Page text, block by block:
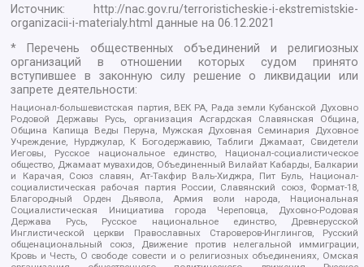
Источник:
http://nac.gov.ru/terroristicheskie-i-ekstremistskie-
organizacii-i-materialy.html данные на06.12.2021
* Перечень общественных объединений и религиозных
организаций в отношении которых судом принято
вступившее в законную силу решение о ликвидации или
запрете деятельности:
Национал-большевистская партия, ВЕК РА, Рада земли Кубанской Духовно
Родовой Державы Русь, организация Асгардская Славянская Община,
Община Капища Веды Перуна, Мужская Духовная Семинария Духовное
Учреждение, Нурджулар, К Богодержавию, Таблиги Джамаат, Свидетели
Иеговы, Русское национальное единство, Национал-социалистическое
общество, Джамаат мувахидов, Объединенный Вилайат Кабарды, Балкарии
и Карачая, Союз славян, Ат-Такфир Валь-Хиджра, Пит Буль, Национал-
социалистическая рабочая партия России, Славянский союз, Формат-18,
Благородный Орден Дьявола, Армия воли народа, Национальная
Социалистическая Инициатива города Череповца, Духовно-Родовая
Держава Русь, Русское национальное единство, Древнерусской
Инглистической церкви Православных Староверов-Инглингов, Русский
общенациональный союз, Движение против нелегальной иммиграции,
Кровь и Честь, О свободе совести и о религиозных объединениях, Омская